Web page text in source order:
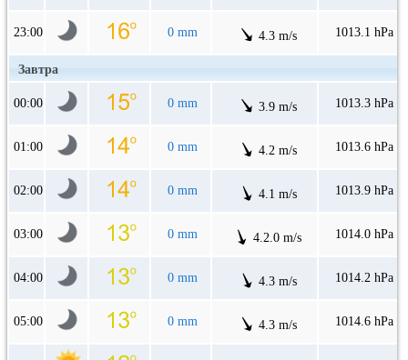
23:00 0 mm 4.3 m/s 1013.1 hPa
Завтра
00:00 0 mm 3.9 m/s 1013.3 hPa
01:00 0 mm 4.2 m/s 1013.6 hPa
02:00 0 mm 4.1 m/s 1013.9 hPa
03:00 0 mm 4.2.0 m/s 1014.0 hPa
04:00 0 mm 4.3 m/s 1014.2 hPa
05:00 0 mm 4.3 m/s 1014.6 hPa